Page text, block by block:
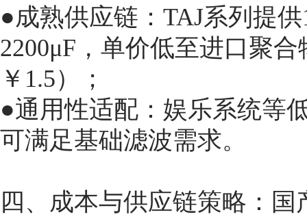
●成熟供应链：TAJ系列提
2200μF，单价低至进口聚
￥1.5）；
●通用性适配：娱乐系统等
可满足基础滤波需求。
四、成本与供应链策略：